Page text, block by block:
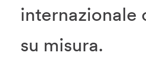
internazionale
su misura.